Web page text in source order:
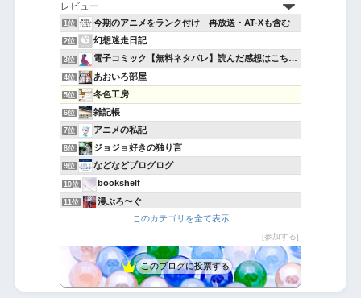
1位 今期のアニメをランク付け 再放送・AT-Xも含む
2位 幻想迷走日記
3位 電子コミック【無料ネタバレ】読んだ感想はこちら！
4位 あおいろ部屋
5位 冬色工房
6位 雑記帳
7位 アニメの私記
8位 ジョジョ好きの独り言
9位 などなどブログログ
10位 bookshelf
11位 漫ぶろ〜ぐ
マンガジン
アニメBGMを一般店で使ったらコレだよ。
14位 お爺さんとアニメと声優と
15位 ひっきーのweb小説巡り
このカテゴリを全て表示
参加する
このブログに投票する